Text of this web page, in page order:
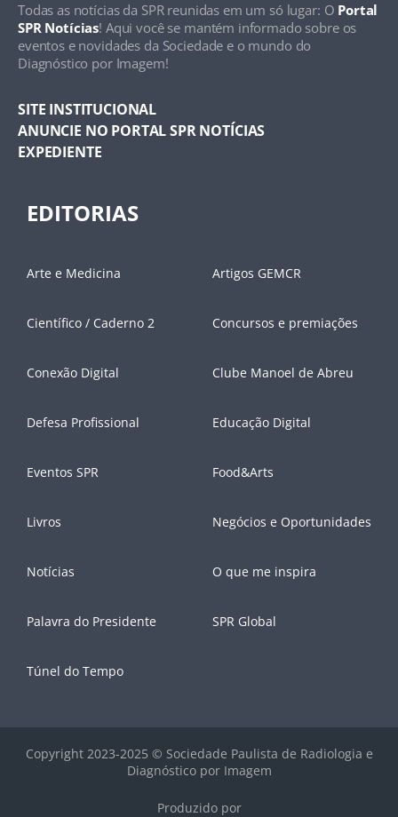
Todas as notícias da SPR reunidas em um só lugar: O Portal
SPR Notícias! Aqui você se mantém informado sobre os
eventos e novidades da Sociedade e o mundo do
Diagnóstico por Imagem!
SITE INSTITUCIONAL
ANUNCIE NO PORTAL SPR NOTÍCIAS
EXPEDIENTE
EDITORIAS
Arte e Medicina Artigos GEMCR
Científico / Caderno 2 Concursos e premiações
Conexão Digital Clube Manoel de Abreu
Defesa Profissional Educação Digital
Eventos SPR Food&Arts
Livros Negócios e Oportunidades
Notícias O que me inspira
Palavra do Presidente SPR Global
Túnel do Tempo
Copyright 2023-2025 © Sociedade Paulista de Radiologia e
Diagnóstico por Imagem
Produzido por